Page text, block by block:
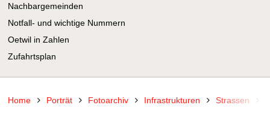
Nachbargemeinden
Notfall- und wichtige Nummern
Oetwil in Zahlen
Zufahrtsplan
Home Porträt Fotoarchiv Infrastrukturen Strassen